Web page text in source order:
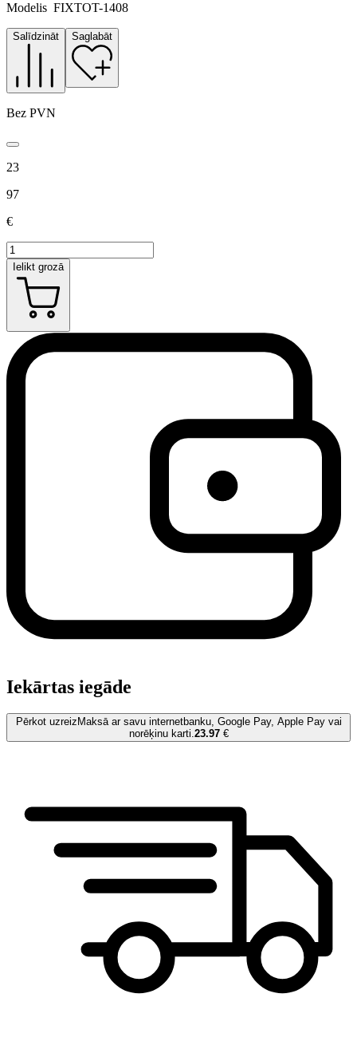
Modelis FIXTOT-1408
Salīdzināt Saglabāt
Bez PVN
23
97
€
Ielikt grozā
Iekārtas iegāde
Pērkot uzreiz Maksā ar savu internetbanku, Google Pay, Apple Pay vai
norēķinu karti.23.97€